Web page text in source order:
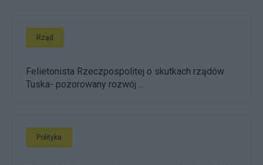
Rząd
Felietonista Rzeczpospolitej o skutkach rządów
Tuska- pozorowany rozwój ...
Polityka